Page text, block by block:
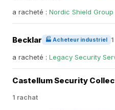
a racheté : Nordic Shield Group
Becklar 🏭 Acheteur industriel
a racheté : Legacy Security
Castellum Security
1 rachat